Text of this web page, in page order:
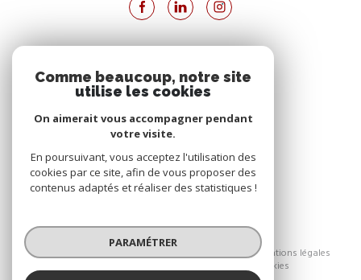
VOTRE ESPACE
Espace propriétaire
© 2026 | Tous droits réservés
Nos honoraires
Nos partenaires
Mentions légales
Admin
Politique RGPD Cookies
Comme beaucoup, notre site
utilise les cookies
On aimerait vous accompagner pendant
votre visite.
En poursuivant, vous acceptez l'utilisation des
cookies par ce site, afin de vous proposer des
contenus adaptés et réaliser des statistiques !
PARAMÉTRER